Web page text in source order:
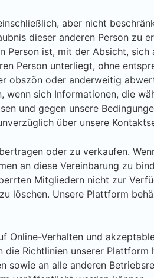
aber nicht
dieser anderen Person zu
Person ist, mit der Absicht, sich
Person unterliegt, ohne
obszön oder anderweitig
sich Informationen, die
und gegen unsere
über unsere
oder zu verkaufen.
an diese Vereinbarung zu
Mitgliedern nicht zur
löschen. Unsere Plattform
Online-Verhalten und
Richtlinien unserer
an alle anderen